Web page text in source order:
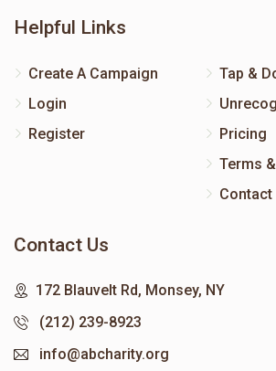
Helpful Links
Create A Campaign
Login
Register
Tap &
Pricing
Terms
Contact
Contact Us
172 Blauvelt Rd, Monsey, NY
(212) 239-8923
info@abcharity.org